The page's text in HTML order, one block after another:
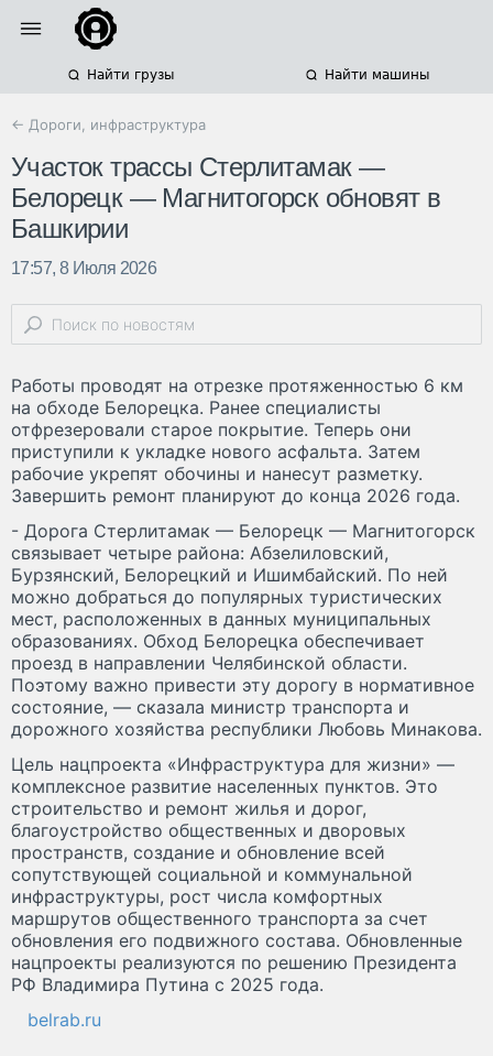
Найти грузы Найти машины
← Дороги, инфраструктура
Участок трассы Стерлитамак —
Белорецк — Магнитогорск обновят в
Башкирии
17:57, 8 Июля 2026
Работы проводят на отрезке протяженностью 6 км
на обходе Белорецка. Ранее специалисты
отфрезеровали старое покрытие. Теперь они
приступили к укладке нового асфальта. Затем
рабочие укрепят обочины и нанесут разметку.
Завершить ремонт планируют до конца 2026 года.
- Дорога Стерлитамак — Белорецк — Магнитогорск
связывает четыре района: Абзелиловский,
Бурзянский, Белорецкий и Ишимбайский. По ней
можно добраться до популярных туристических
мест, расположенных в данных муниципальных
образованиях. Обход Белорецка обеспечивает
проезд в направлении Челябинской области.
Поэтому важно привести эту дорогу в нормативное
состояние, — сказала министр транспорта и
дорожного хозяйства республики Любовь Минакова.
Цель нацпроекта «Инфраструктура для жизни» —
комплексное развитие населенных пунктов. Это
строительство и ремонт жилья и дорог,
благоустройство общественных и дворовых
пространств, создание и обновление всей
сопутствующей социальной и коммунальной
инфраструктуры, рост числа комфортных
маршрутов общественного транспорта за счет
обновления его подвижного состава. Обновленные
нацпроекты реализуются по решению Президента
РФ Владимира Путина с 2025 года.
belrab.ru